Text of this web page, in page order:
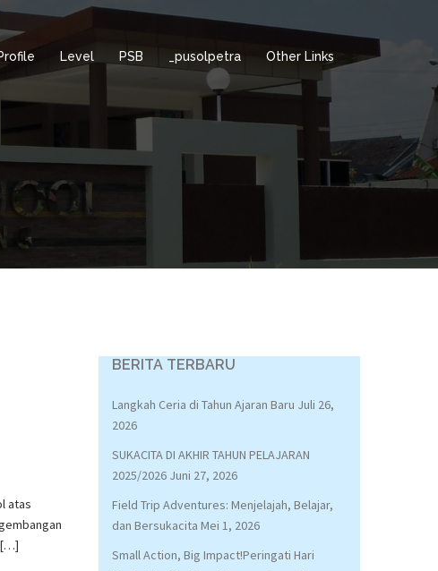
Level PSB _pusolpetra Other Links
atas
[…]
BERITA TERBARU
Langkah Ceria di Tahun Ajaran Baru Juli 26,
2026
SUKACITA DI AKHIR TAHUN PELAJARAN
2025/2026 Juni 27, 2026
Field Trip Adventures: Menjelajah, Belajar,
dan Bersukacita Mei 1, 2026
Small Action, Big Impact!Peringati Hari